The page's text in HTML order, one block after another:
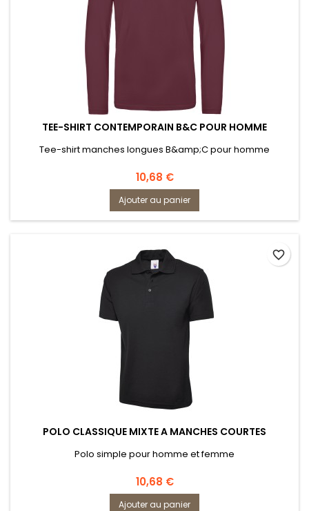
TEE-SHIRT CONTEMPORAIN B&C POUR HOMME
Tee-shirt manches longues B&amp;C pour homme
Prix
10,68 €
Ajouter au panier
POLO CLASSIQUE MIXTE A MANCHES COURTES
Polo simple pour homme et femme
Prix
10,68 €
Ajouter au panier
favorite_border